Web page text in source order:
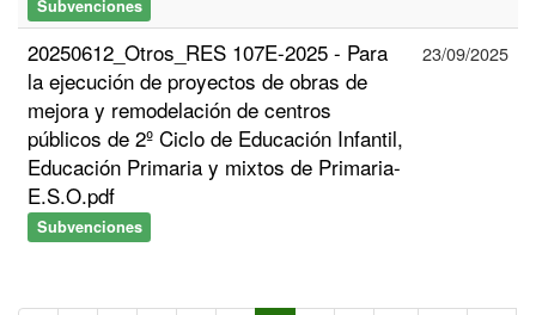
Subvenciones
20250612_Otros_RES 107E-2025 - Para
la ejecución de proyectos de obras de
mejora y remodelación de centros
públicos de 2º Ciclo de Educación Infantil,
Educación Primaria y mixtos de Primaria-
E.S.O.pdf
Subvenciones
23/09/2025